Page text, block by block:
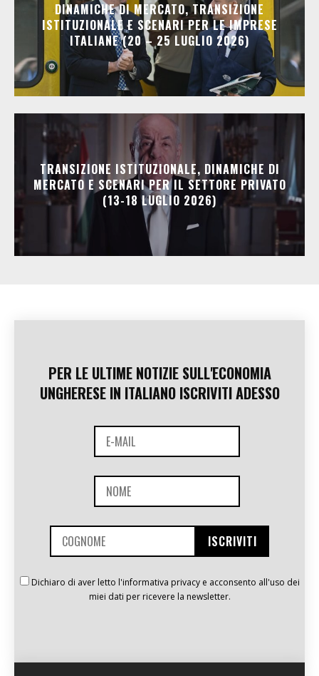
DINAMICHE DI MERCATO, TRANSIZIONE
ISTITUZIONALE E SCENARI PER LE IMPRESE
ITALIANE (20 – 25 LUGLIO 2026)
TRANSIZIONE ISTITUZIONALE, DINAMICHE DI
MERCATO E SCENARI PER IL SETTORE PRIVATO
(13-18 LUGLIO 2026)
PER LE ULTIME NOTIZIE SULL'ECONOMIA
UNGHERESE IN ITALIANO ISCRIVITI ADESSO
Dichiaro di aver letto l'informativa privacy e acconsento all'uso dei
miei dati per ricevere la newsletter.